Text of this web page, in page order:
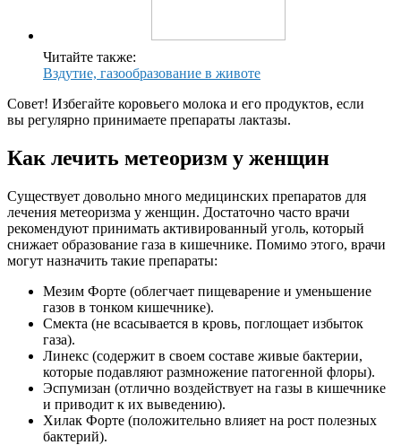
Читайте также:
Вздутие, газообразование в животе
Совет! Избегайте коровьего молока и его продуктов, если
вы регулярно принимаете препараты лактазы.
Как лечить метеоризм у женщин
Существует довольно много медицинских препаратов для
лечения метеоризма у женщин. Достаточно часто врачи
рекомендуют принимать активированный уголь, который
снижает образование газа в кишечнике. Помимо этого, врачи
могут назначить такие препараты:
Мезим Форте (облегчает пищеварение и уменьшение
газов в тонком кишечнике).
Смекта (не всасывается в кровь, поглощает избыток
газа).
Линекс (содержит в своем составе живые бактерии,
которые подавляют размножение патогенной флоры).
Эспумизан (отлично воздействует на газы в кишечнике
и приводит к их выведению).
Хилак Форте (положительно влияет на рост полезных
бактерий).